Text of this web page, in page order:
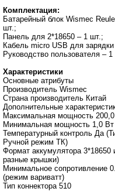
Комплектация:
Батарейный блок Wismec
шт.;
Панель для 2*18650 – 1 шт.;
Кабель micro USB для
Руководство пользователя – 1
Характеристики
Основные атрибуты
Производитель Wismec
Страна производитель Китай
Дополнительные
Максимальная мощность
Минимальная мощность 1,0 Вт
Температурный контроль Да
Ручной режим ТК)
Формат аккумулятора
разные крышки)
Минимальное
(режим вариватт)
Тип коннектора 510